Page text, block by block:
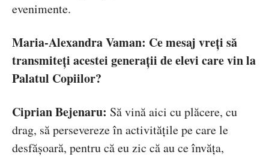
evenimente.
Maria-Alexandra Vaman: Ce mesaj vreți să
transmiteți acestei generații de elevi care vin la
Palatul Copiilor?
Ciprian Bejenaru: Să vină aici cu plăcere, cu
drag, să persevereze în activitățile pe care le
desfășoară, pentru că eu zic că au ce învăța,